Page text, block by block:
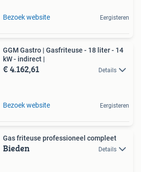
Bezoek website Eergisteren
GGM Gastro | Gasfriteuse - 18 liter - 14
kW - indirect |
€ 4.162,61 Details
Bezoek website Eergisteren
Gas friteuse professioneel compleet
Bieden Details